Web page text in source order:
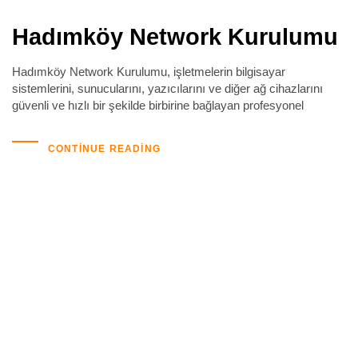
Hadımköy Network Kurulumu
Hadımköy Network Kurulumu, işletmelerin bilgisayar
sistemlerini, sunucularını, yazıcılarını ve diğer ağ cihazlarını
güvenli ve hızlı bir şekilde birbirine bağlayan profesyonel
CONTINUE READING